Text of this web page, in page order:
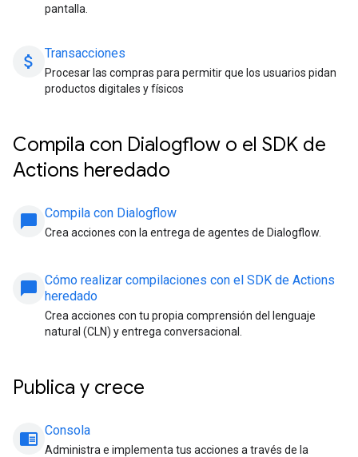
pantalla.
attach_money Transacciones
Procesar las compras para permitir que los usuarios pidan
productos digitales y físicos
Compila con Dialogflow o el SDK de
Actions heredado
chat_bubble Compila con Dialogflow
Crea acciones con la entrega de agentes de Dialogflow.
chat_bubble Cómo realizar compilaciones con el SDK de Actions
heredado
Crea acciones con tu propia comprensión del lenguaje
natural (CLN) y entrega conversacional.
Publica y crece
chrome_reader_mode Consola
Administra e implementa tus acciones a través de la